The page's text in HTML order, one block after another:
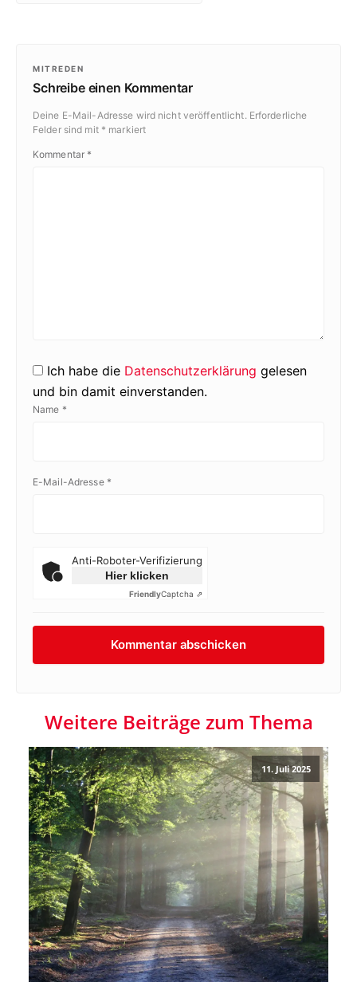
MITREDEN
Schreibe einen Kommentar
Deine E-Mail-Adresse wird nicht veröffentlicht. Erforderliche
Felder sind mit * markiert
Kommentar *
Ich habe die Datenschutzerklärung gelesen
und bin damit einverstanden.
Name *
E-Mail-Adresse *
Anti-Roboter-Verifizierung
Hier klicken
FriendlyCaptcha ⇗
Weitere Beiträge zum Thema
11. Juli 2025